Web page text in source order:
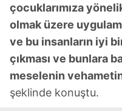
çocuklarımıza
olmak üzere
ve bu insanların iyi
çıkması ve bunlara
meselenin
şeklinde konuştu.